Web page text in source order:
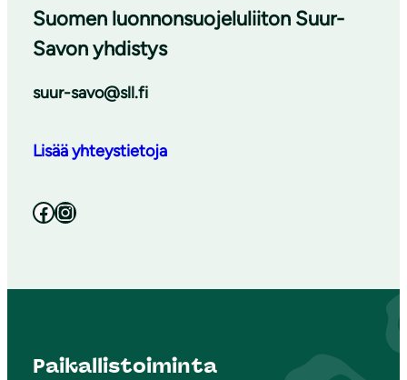
Suomen luonnonsuojeluliiton Suur-
Savon yhdistys
suur-savo@sll.fi
Lisää yhteystietoja
Facebook Instagram
Paikallistoiminta